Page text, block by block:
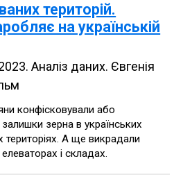
територій.
на українській
. Аналіз даних. Євгенія
конфісковували або
зерна в українських
територіях. А ще викрадали
і складах.